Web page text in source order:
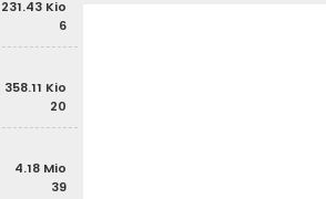
231.43 Kio
6
358.11 Kio
20
4.18 Mio
39